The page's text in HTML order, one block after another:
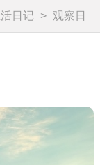
日记 >
观察日